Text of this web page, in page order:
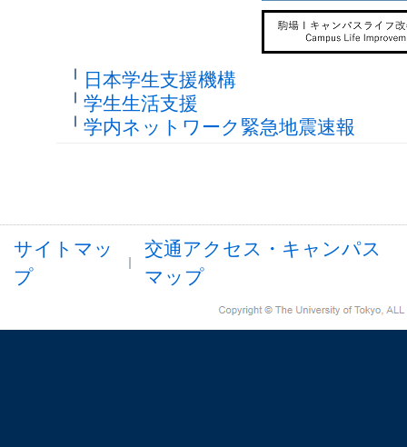
日本学生支援機構
学生生活支援
学内ネットワーク緊急地震速報
サイトマッ
プ
交通アクセス・キャンパス
マップ